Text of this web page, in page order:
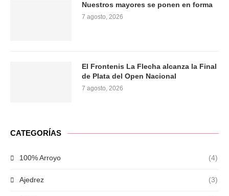
Nuestros mayores se ponen en forma
7 agosto, 2026
El Frontenis La Flecha alcanza la Final
de Plata del Open Nacional
7 agosto, 2026
CATEGORÍAS
100% Arroyo (4)
Ajedrez (3)